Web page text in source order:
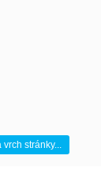
vrch stránky...